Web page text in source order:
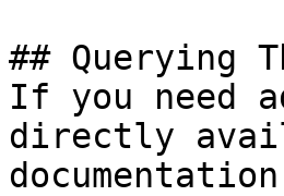
## Querying
If you need
directly